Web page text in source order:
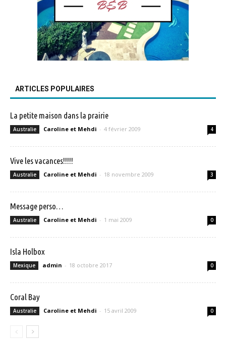
ARTICLES POPULAIRES
La petite maison dans la prairie
Australie Caroline et Mehdi - 4 février 2009 4
Vive les vacances!!!!!
Australie Caroline et Mehdi - 18 novembre 2009 3
Message perso…
Australie Caroline et Mehdi - 1 mai 2009 0
Isla Holbox
Mexique admin - 18 octobre 2017 0
Coral Bay
Australie Caroline et Mehdi - 15 avril 2009 0